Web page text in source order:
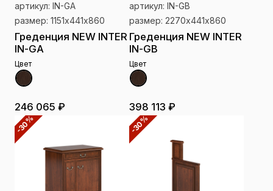
артикул: IN-GA
размер: 1151х441х860
Греденция NEW INTER
IN-GA
Цвет
246 065 ₽
артикул: IN-GB
размер: 2270х441х860
Греденция NEW INTER
IN-GB
Цвет
398 113 ₽
-30% -30%